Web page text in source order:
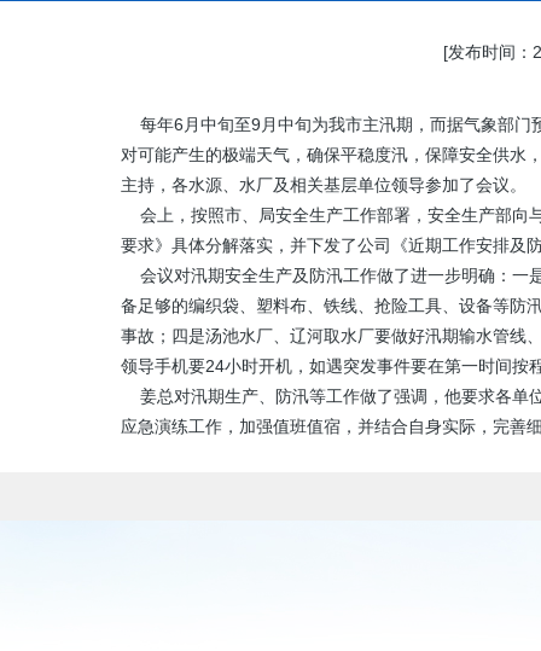
[发布时间
每年6月中旬至9月中旬为我市主汛期，而据气象部门
对可能产生的极端天气，确保平稳度汛，保障安全供水
主持，各水源、水厂及相关基层单位领导参加了会议。
会上，按照市、局安全生产工作部署，安全生产部向
要求》具体分解落实，并下发了公司《近期工作安排及
会议对汛期安全生产及防汛工作做了进一步明确：一
备足够的编织袋、塑料布、铁线、抢险工具、设备等防
事故；四是汤池水厂、辽河取水厂要做好汛期输水管线
领导手机要24小时开机，如遇突发事件要在第一时间按
姜总对汛期生产、防汛等工作做了强调，他要求各单
应急演练工作，加强值班值宿，并结合自身实际，完善